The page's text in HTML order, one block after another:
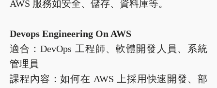
AWS 服務如安全、儲存、資料庫等。
Devops Engineering On AWS
適合：DevOps 工程師、軟體開發人員、系統
管理員
課程內容：如何在 AWS 上採用快速開發、部